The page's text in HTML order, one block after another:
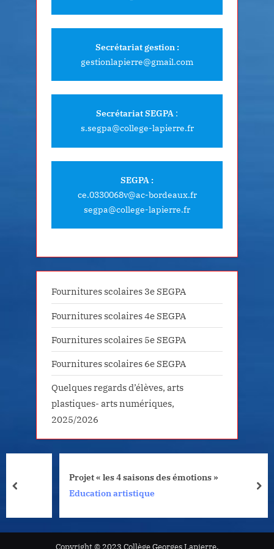
Secrétariat gestion :
gestionlapierre@gmail.com
Secrétariat SEGPA :
s.segpa@college-lapierre.fr
SEGPA :
ce.0330068v@ac-bordeaux.fr
segpa@college-lapierre.fr
Fournitures scolaires 3e SEGPA
Fournitures scolaires 4e SEGPA
Fournitures scolaires 5e SEGPA
Fournitures scolaires 6e SEGPA
Quelques regards d’élèves, arts
plastiques- arts numériques,
2025/2026
Projet « les 4 saisons des émotions »
Education artistique
prev